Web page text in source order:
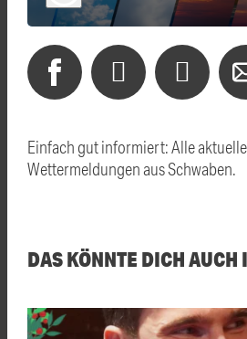
Einfach gut informiert: Alle
Wettermeldungen aus Schwaben.
DAS KÖNNTE DICH AUCH